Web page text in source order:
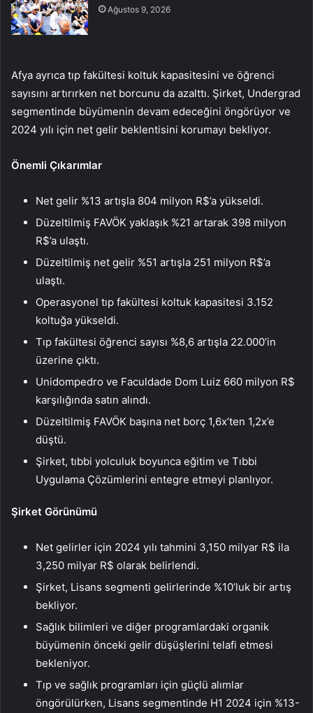
Ağustos 9, 2026
Afya ayrıca tıp fakültesi koltuk kapasitesini ve öğrenci
sayısını artırırken net borcunu da azalttı. Şirket, Undergrad
segmentinde büyümenin devam edeceğini öngörüyor ve
2024 yılı için net gelir beklentisini korumayı bekliyor.
Önemli Çıkarımlar
Net gelir %13 artışla 804 milyon R$’a yükseldi.
Düzeltilmiş FAVÖK yaklaşık %21 artarak 398 milyon
R$’a ulaştı.
Düzeltilmiş net gelir %51 artışla 251 milyon R$’a
ulaştı.
Operasyonel tıp fakültesi koltuk kapasitesi 3.152
koltuğa yükseldi.
Tıp fakültesi öğrenci sayısı %8,6 artışla 22.000’in
üzerine çıktı.
Unidompedro ve Faculdade Dom Luiz 660 milyon R$
karşılığında satın alındı.
Düzeltilmiş FAVÖK başına net borç 1,6x’ten 1,2x’e
düştü.
Şirket, tıbbi yolculuk boyunca eğitim ve Tıbbi
Uygulama Çözümlerini entegre etmeyi planlıyor.
Şirket Görünümü
Net gelirler için 2024 yılı tahmini 3,150 milyar R$ ila
3,250 milyar R$ olarak belirlendi.
Şirket, Lisans segmenti gelirlerinde %10’luk bir artış
bekliyor.
Sağlık bilimleri ve diğer programlardaki organik
büyümenin önceki gelir düşüşlerini telafi etmesi
bekleniyor.
Tıp ve sağlık programları için güçlü alımlar
öngörülürken, Lisans segmentinde H1 2024 için %13-